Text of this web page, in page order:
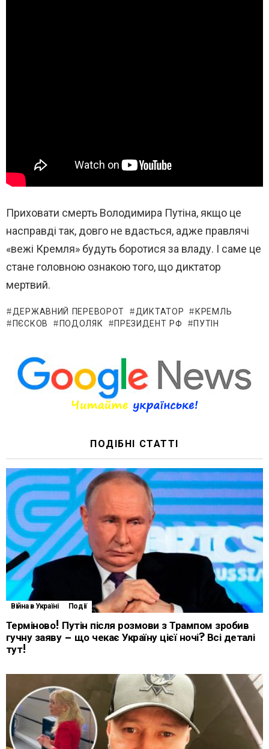
Приховати смерть Володимира Путіна, якщо це
насправді так, довго не вдасться, адже правлячі
«вежі Кремля» будуть боротися за владу. І саме це
стане головною ознакою того, що диктатор
мертвий.
ДЕРЖАВНИЙ ПЕРЕВОРОТ ДИКТАТОР
КРЕМЛЬ
ПЄСКОВ
ПОДОЛЯК ПРЕЗИДЕНТ РФ ПУТІН
ПОДІБНІ СТАТТІ
Війна в Україні Події
Терміново! Путін після розмови з Трампом зробив
гучну заяву – що чекає Україну цієї ночі? Всі деталі
тут!